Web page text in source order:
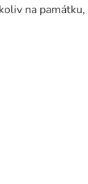
na